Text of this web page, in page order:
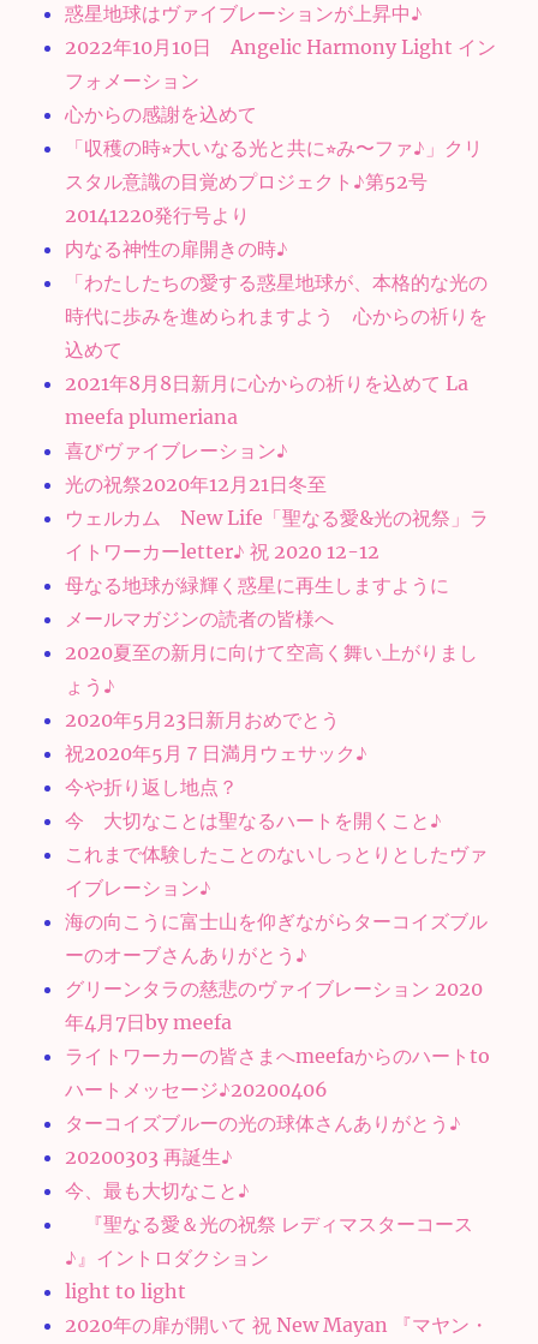
惑星地球はヴァイブレーションが上昇中♪
2022年10月10日 Angelic Harmony Light イン
フォメーション
心からの感謝を込めて
「収穫の時⭐︎大いなる光と共に⭐︎み〜ファ♪」クリ
スタル意識の目覚めプロジェクト♪第52号
20141220発行号より
内なる神性の扉開きの時♪
「わたしたちの愛する惑星地球が、本格的な光の
時代に歩みを進められますよう 心からの祈りを
込めて
2021年8月8日新月に心からの祈りを込めて La
meefa plumeriana
喜びヴァイブレーション♪
光の祝祭2020年12月21日冬至
ウェルカム New Life「聖なる愛&光の祝祭」ラ
イトワーカーletter♪ 祝 2020 12-12
母なる地球が緑輝く惑星に再生しますように
メールマガジンの読者の皆様へ
2020夏至の新月に向けて空高く舞い上がりまし
ょう♪
2020年5月23日新月おめでとう
祝2020年5月７日満月ウェサック♪
今や折り返し地点？
今 大切なことは聖なるハートを開くこと♪
これまで体験したことのないしっとりとしたヴァ
イブレーション♪
海の向こうに富士山を仰ぎながらターコイズブル
ーのオーブさんありがとう♪
グリーンタラの慈悲のヴァイブレーション 2020
年4月7日by meefa
ライトワーカーの皆さまへmeefaからのハートto
ハートメッセージ♪20200406
ターコイズブルーの光の球体さんありがとう♪
20200303 再誕生♪
今、最も大切なこと♪
『聖なる愛＆光の祝祭 レディマスターコース
♪』イントロダクション
light to light
2020年の扉が開いて 祝 New Mayan 『マヤン・